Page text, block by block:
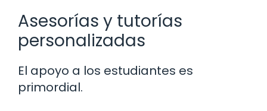
Asesorías y tutorías
personalizadas
El apoyo a los estudiantes es
primordial.